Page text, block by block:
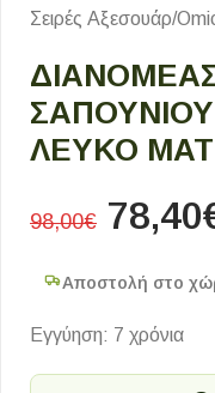
Σειρές Αξεσουάρ/
ΣΑΠΟΥΝΙΟΥ
ΛΕΥΚΟ ΜΑΤ
98,00€ 78,40
Αποστολή στο
Εγγύηση: 7 χρόνια